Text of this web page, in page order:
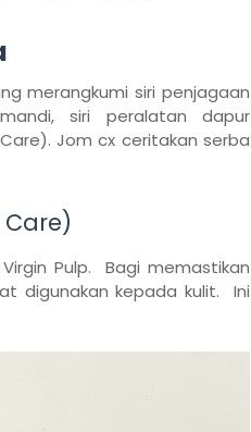
merangkumi siri penjagaan
siri peralatan dapur
Jom cx ceritakan serba
Pulp. Bagi memastikan
digunakan kepada kulit. Ini